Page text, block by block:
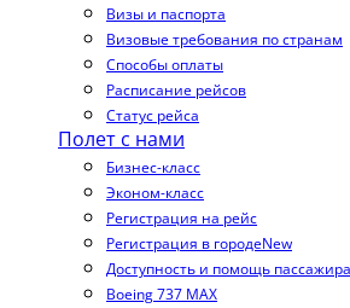
Визы и паспорта
Визовые требования по странам
Способы оплаты
Расписание рейсов
Статус рейса
Полет с нами
Бизнес-класс
Эконом-класс
Регистрация на рейс
Регистрация в городеNew
Доступность и помощь
Boeing 737 MAX